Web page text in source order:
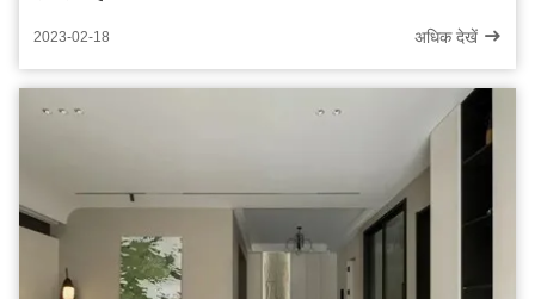
2023-02-18 अधिक देखें